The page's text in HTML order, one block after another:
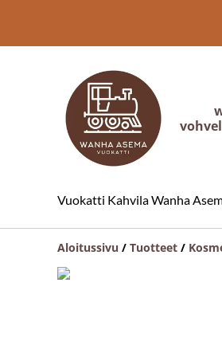
Vuokatti Kahvila Wanha
Aloitussivu / Tuotteet /